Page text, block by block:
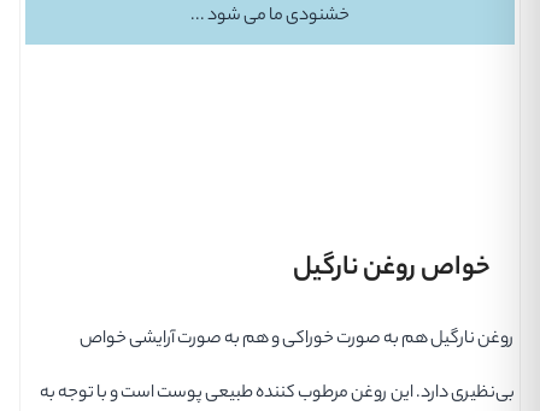
خشنودی ما می شود ...
خواص روغن نارگیل
روغن نارگیل هم به صورت خوراکی و هم به صورت آرایشی خواص
بی‌نظیری دارد. این روغن مرطوب کننده طبیعی پوست است و با توجه به